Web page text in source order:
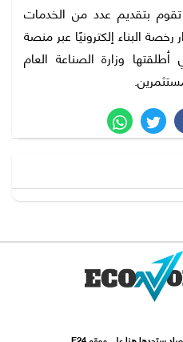
تقوم بتقديم عدد من الخدمات
البناء إلكترونيًا عبر منصة
وزارة الصناعة العام